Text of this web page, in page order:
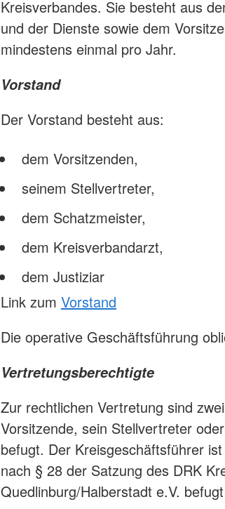
Kreisverbandes. Sie besteht aus
und der Dienste sowie dem
mindestens einmal pro Jahr.
Vorstand
Der Vorstand besteht aus:
dem Vorsitzenden,
seinem Stellvertreter,
dem Schatzmeister,
dem Kreisverbandarzt,
dem Justiziar
Link zum Vorstand
Die operative Geschäftsführung
Vertretungsberechtigte
Zur rechtlichen Vertretung sind
Vorsitzende, sein Stellvertreter
befugt. Der Kreisgeschäftsführer
nach § 28 der Satzung des DRK
Quedlinburg/Halberstadt e.V.